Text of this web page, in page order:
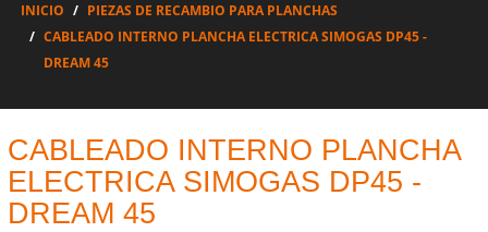
INICIO
PIEZAS DE RECAMBIO PARA PLANCHAS
CABLEADO INTERNO PLANCHA ELECTRICA SIMOGAS DP45 -
DREAM 45
CABLEADO INTERNO PLANCHA
ELECTRICA SIMOGAS DP45 -
DREAM 45